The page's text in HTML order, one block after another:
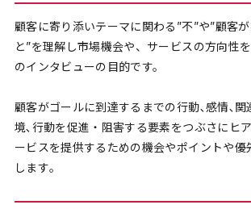
顧客に寄り添いテーマに関わる”不”や”顧客
と”を理解し市場機会や、サービスの方向性
のインタビューの目的です。
顧客がゴールに到達するまでの行動､感情､関
境､行動を促進・阻害する要素をつぶさにヒ
ービスを提供するための機会やポイントや優
します｡